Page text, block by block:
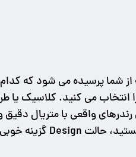
شما پرسیده می شود که کدام
می کنید. کلاسیک یا
رندرهای واقعی با متریال دقیق
نورپردازی صحنه هستید، حالت Design گزینه خوبی